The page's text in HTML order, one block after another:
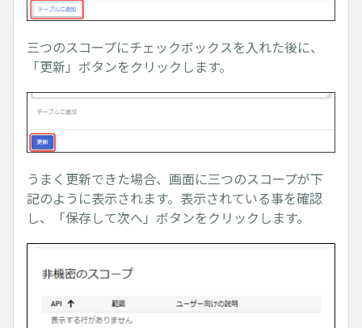
三つのスコープにチェックボックスを入れた後に、
「更新」ボタンをクリックします。
うまく更新できた場合、画面に三つのスコープが下
記のように表示されます。表示されている事を確認
し、「保存して次へ」ボタンをクリックします。